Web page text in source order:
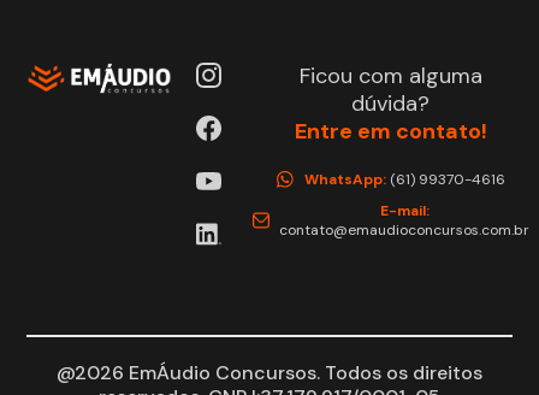
Ficou com alguma
dúvida?
Entre em contato!
WhatsApp: (61) 99370-4616
E-mail:
contato@emaudioconcursos.com.br
@2026 EmÁudio Concursos. Todos os direitos